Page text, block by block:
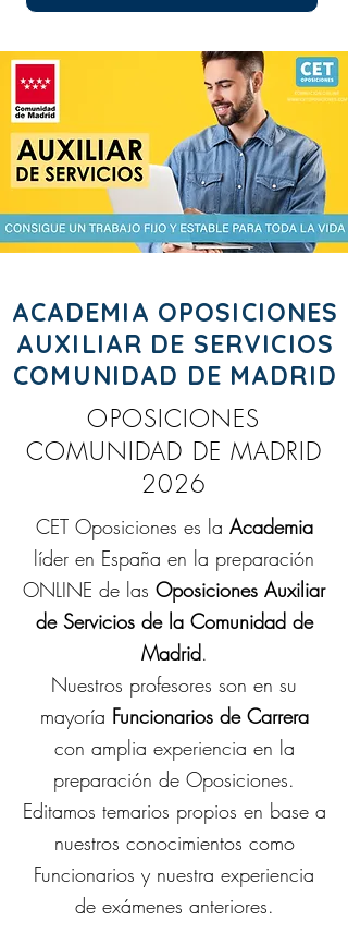
ACADEMIA OPOSICIONES
AUXILIAR DE SERVICIOS
COMUNIDAD DE MADRID
OPOSICIONES
COMUNIDAD DE MADRID
2026
CET Oposiciones es la Academia
líder en España en la preparación
ONLINE de las Oposiciones Auxiliar
de Servicios de la Comunidad de
Madrid.
Nuestros profesores son en su
mayoría Funcionarios de Carrera
con amplia experiencia en la
preparación de Oposiciones.
Editamos temarios propios en base a
nuestros conocimientos como
Funcionarios y nuestra experiencia
de exámenes anteriores.